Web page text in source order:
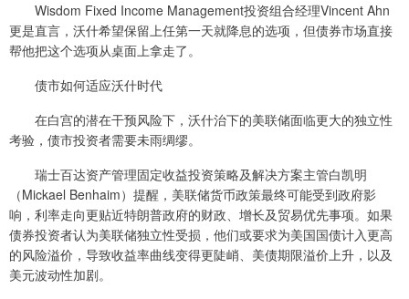
Wisdom Fixed Income Management投资组合经理Vincent Ahn
更是直言，沃什希望保留上任第一天就降息的选项，但债券市场直接
帮他把这个选项从桌面上拿走了。
债市如何适应沃什时代
在白宫的潜在干预风险下，沃什治下的美联储面临更大的独立性
考验，债市投资者需要未雨绸缪。
瑞士百达资产管理固定收益投资策略及解决方案主管白凯明
（Mickael Benhaim）提醒，美联储货币政策最终可能受到政府影
响，利率走向更贴近特朗普政府的财政、增长及贸易优先事项。如果
债券投资者认为美联储独立性受损，他们或要求为美国国债计入更高
的风险溢价，导致收益率曲线变得更陡峭、美债期限溢价上升，以及
美元波动性加剧。